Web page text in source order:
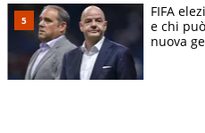
FIFA
e chi
nuova